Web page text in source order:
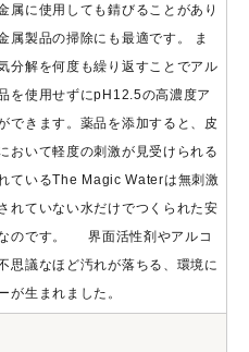
属に使用しても錆びることがあり
属製品の掃除にも最適です。 ま
分解を何度も繰り返すことでアル
を使用せずにpH12.5の高濃度ア
できます。薬品を添加すると、皮
おいて軽度の刺激が見受けられる
ているThe Magic Waterは無刺激
れていない水だけでつくられた安
のです。 界面活性剤やアルコ
思議なほど汚れが落ちる、環境に
が生まれました。